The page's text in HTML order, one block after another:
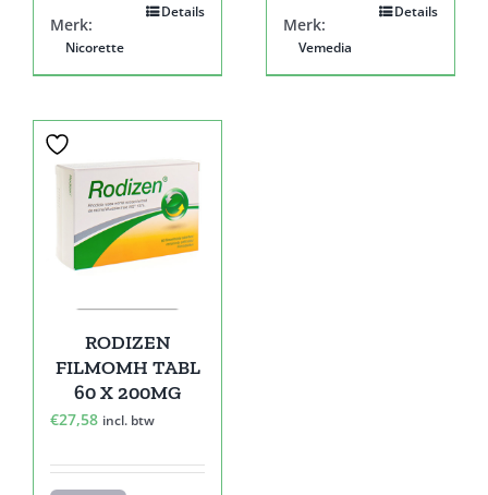
Details
Merk:
Nicorette
Details
Merk:
Vemedia
RODIZEN
FILMOMH TABL
60 X 200MG
€27,58 incl. btw